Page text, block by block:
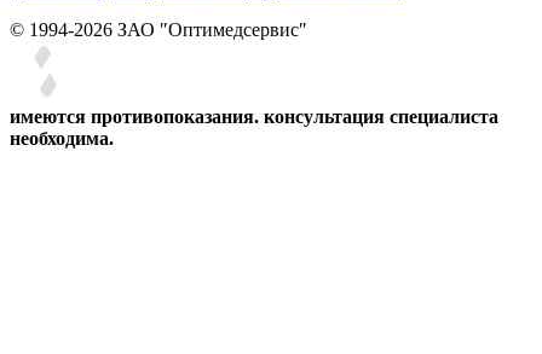
© 1994-2026 ЗАО ″Оптимедсервис″
имеются противопоказания. консультация специалиста
необходима.